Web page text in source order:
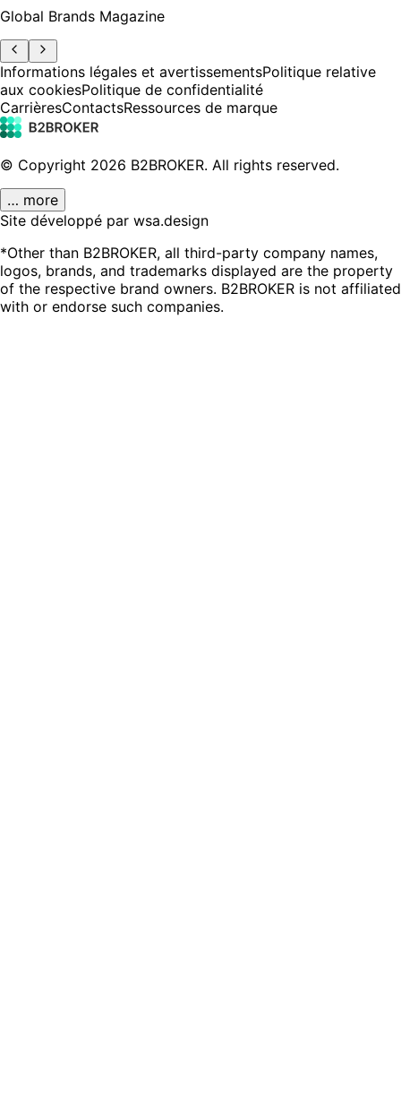
Global Brands Magazine
Informations légales et avertissementsPolitique relative
aux cookiesPolitique de confidentialité
CarrièresContactsRessources de marque
© Copyright 2026 B2BROKER. All rights reserved.
… more
Site développé par wsa.design
*Other than B2BROKER, all third-party company names,
logos, brands, and trademarks displayed are the property
of the respective brand owners. B2BROKER is not affiliated
with or endorse such companies.